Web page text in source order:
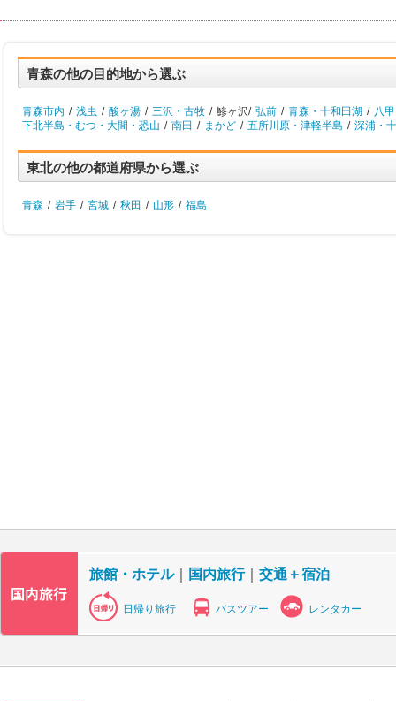
青森の他の目的地から選ぶ
青森市内 / 浅虫 / 酸ヶ湯 / 三沢・古牧 / 鯵ヶ沢/ 弘前 / 青森・十和田湖 / 八
下北半島・むつ・大間・恐山 / 南田 / まかど / 五所川原・津軽半島 / 深浦・
東北の他の都道府県から選ぶ
青森 / 岩手 / 宮城 / 秋田 / 山形 / 福島
旅館・ホテル｜ 国内旅行｜ 交通＋宿泊
日帰り旅行 バスツアー レンタカー